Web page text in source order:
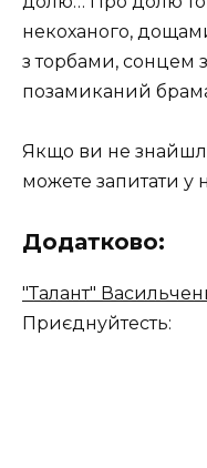
некоханого,
з торбами, сонцем
позамиканий
Якщо ви не
можете запитати у
Додатково:
"Талант"
Приєднуйтесть: